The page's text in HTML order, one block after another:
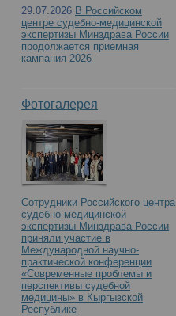
29.07.2026 В Российском
центре судебно-медицинской
экспертизы Минздрава России
продолжается приемная
кампания 2026
Фотогалерея
Сотрудники Российского центра
судебно-медицинской
экспертизы Минздрава России
приняли участие в
Международной научно-
практической конференции
«Современные проблемы и
перспективы судебной
медицины» в Кыргызской
Республике